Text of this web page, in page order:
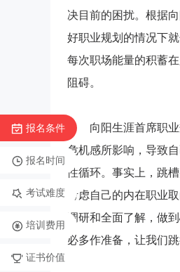
决目前的困扰。根据
好职业规划的情况下
每次职场能量的积蓄
阻碍。
向阳生涯首席职业
危机感所影响，导致
性循环。事实上，跳
考虑自己的内在职业
调研和全面了解，做
必多作准备，让我们
报名条件
报名时间
考试难度
培训费用
证书价值